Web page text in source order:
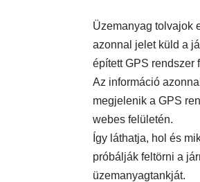
Üzemanyag tolvajok
azonnal jelet küld a
épített GPS rendszer
Az információ azonnal
megjelenik a GPS
webes felületén.
Így láthatja, hol és
próbálják feltörni a
üzemanyagtankját.